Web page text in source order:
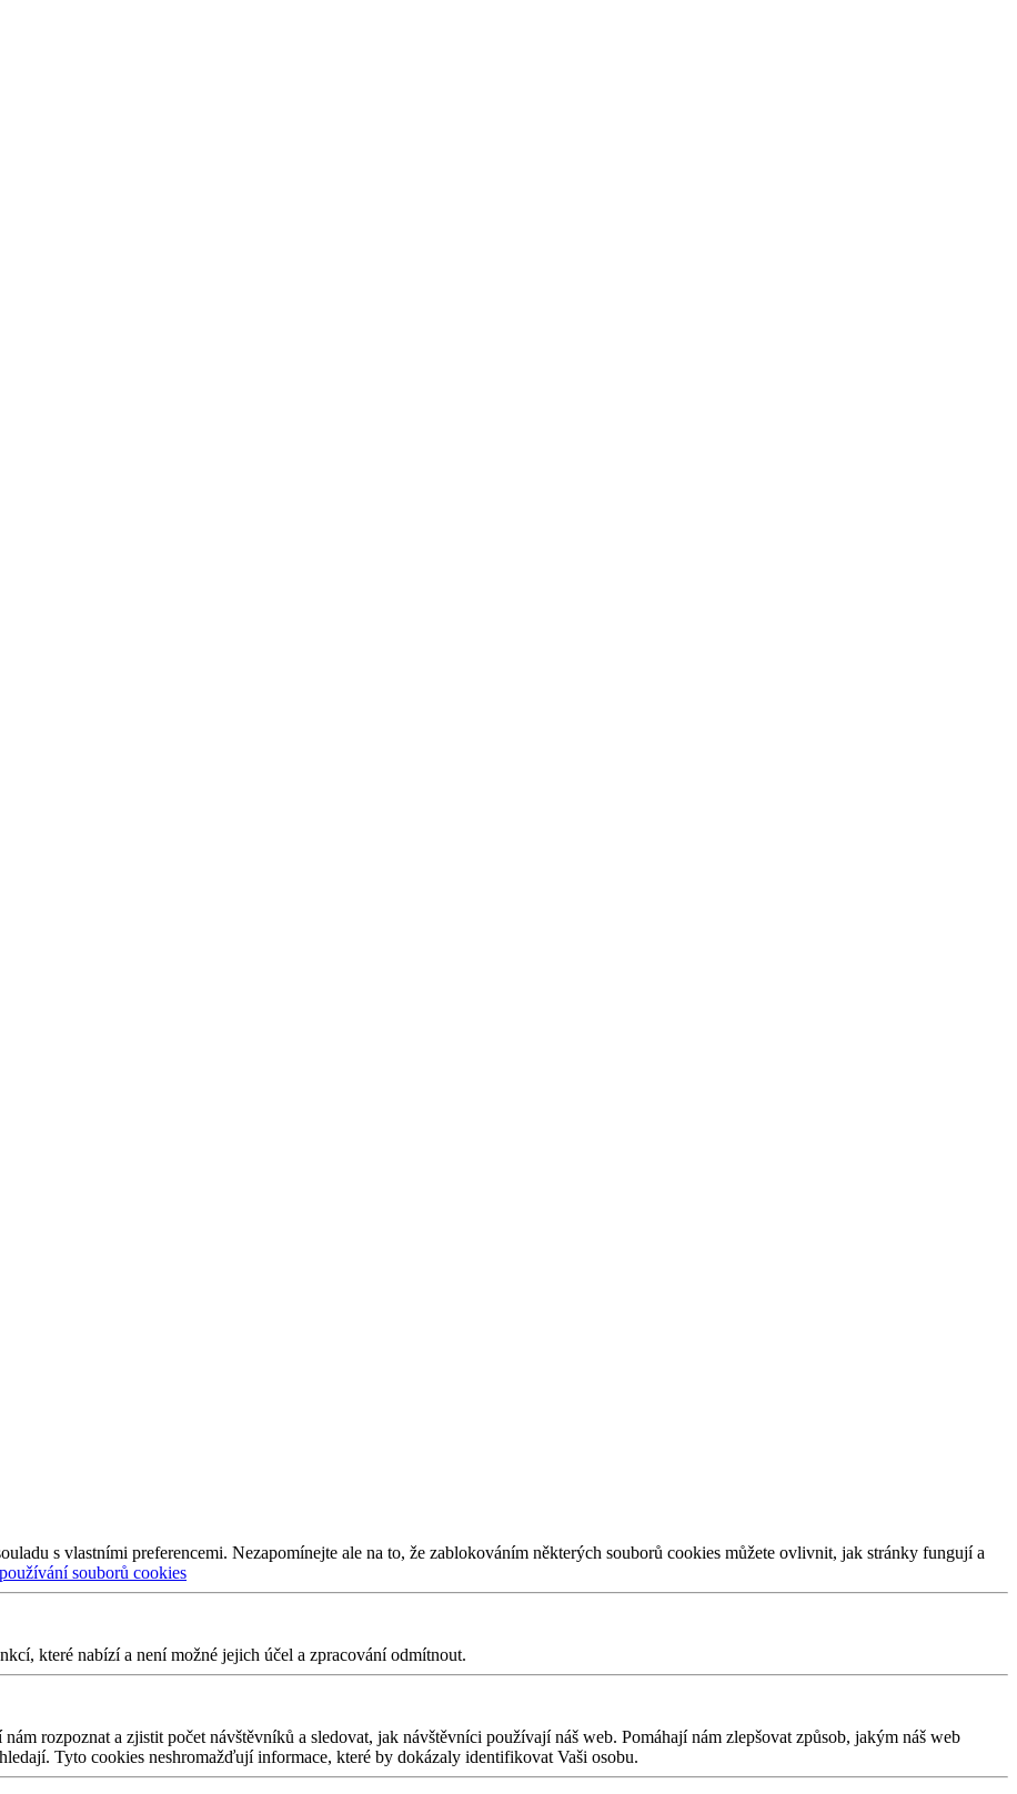
s vlastními preferencemi. Nezapomínejte ale na to, že zablokováním některých souborů cookies můžete ovlivnit, jak stránky fungují a
souborů cookies
které nabízí a není možné jejich účel a zpracování odmítnout.
rozpoznat a zjistit počet návštěvníků a sledovat, jak návštěvníci používají náš web. Pomáhají nám zlepšovat způsob, jakým náš web
Tyto cookies neshromažďují informace, které by dokázaly identifikovat Vaši osobu.